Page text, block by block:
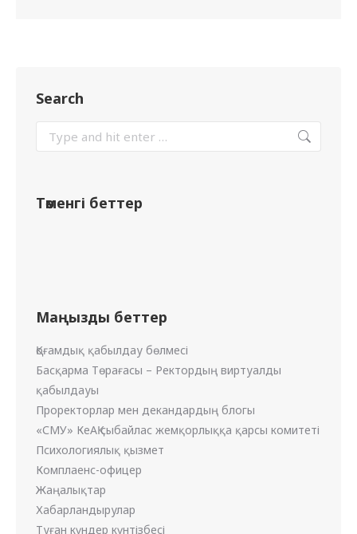
Search
Төменгі беттер
Маңызды беттер
Қоғамдық қабылдау бөлмесі
Басқарма Төрағасы – Ректордың виртуалды
қабылдауы
Проректорлар мен декандардың блогы
«СМУ» КеАҚ сыбайлас жемқорлыққа қарсы комитеті
Психологиялық қызмет
Комплаенс-офицер
Жаңалықтар
Хабарландырулар
Туған күндер күнтізбесі